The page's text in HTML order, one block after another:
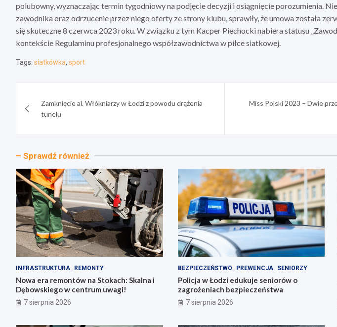
polubowny, wyznaczając termin tygodniowy na podjęcie decyzji i osiągnięcie porozumienia.
zawodnika oraz odrzucenie przez niego oferty ze strony klubu, sprawiły, że umowa została
się skuteczne 8 czerwca 2023 roku. W związku z tym Kacper Piechocki nabiera statusu
kontekście Regulaminu profesjonalnego współzawodnictwa w piłce siatkowej.
Tags: siatkówka, sport
wpisuZamknięcie al. Włókniarzy w Łodzi z powodu drążenia
tunelu
Miss Polski 2023 – Dwie
Sprawdź również
INFRASTRUKTURA REMONTY
Nowa era remontów na Stokach: Skalna i
Dębowskiego w centrum uwagi!
7 sierpnia 2026
BEZPIECZEŃSTWO PREWENCJA SENIORZY
Policja w Łodzi edukuje seniorów o
zagrożeniach bezpieczeństwa
7 sierpnia 2026